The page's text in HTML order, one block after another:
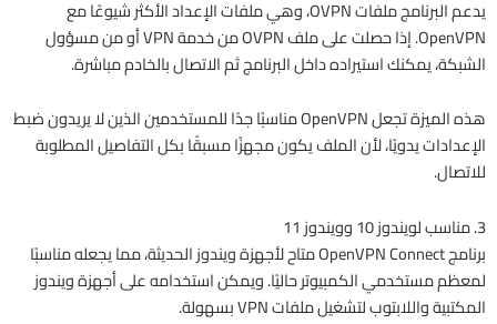
يدعم البرنامج ملفات OVPN، وهي ملفات الإعداد الأكثر شيوعًا مع
OpenVPN. إذا حصلت على ملف OVPN من خدمة VPN أو من مسؤول
الشبكة، يمكنك استيراده داخل البرنامج ثم الاتصال بالخادم مباشرة.
هذه الميزة تجعل OpenVPN مناسبًا جدًا للمستخدمين الذين لا يريدون ضبط
الإعدادات يدويًا، لأن الملف يكون مجهزًا مسبقًا بكل التفاصيل المطلوبة
للاتصال.
3. مناسب لويندوز 10 وويندوز 11
برنامج OpenVPN Connect متاح لأجهزة ويندوز الحديثة، مما يجعله مناسبًا
لمعظم مستخدمي الكمبيوتر حاليًا. ويمكن استخدامه على أجهزة ويندوز
المكتبية واللابتوب لتشغيل ملفات VPN بسهولة.